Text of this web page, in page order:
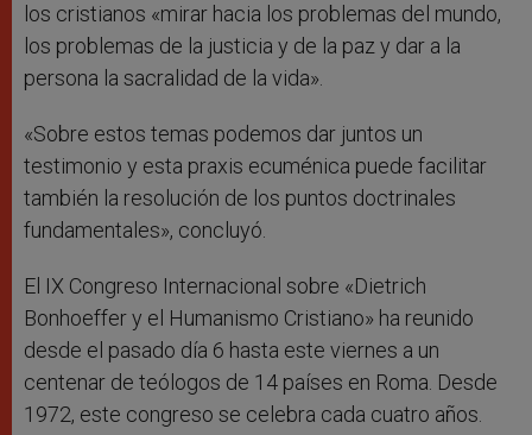
los cristianos «mirar hacia los problemas del mundo,
los problemas de la justicia y de la paz y dar a la
persona la sacralidad de la vida».
«Sobre estos temas podemos dar juntos un
testimonio y esta praxis ecuménica puede facilitar
también la resolución de los puntos doctrinales
fundamentales», concluyó.
El IX Congreso Internacional sobre «Dietrich
Bonhoeffer y el Humanismo Cristiano» ha reunido
desde el pasado día 6 hasta este viernes a un
centenar de teólogos de 14 países en Roma. Desde
1972, este congreso se celebra cada cuatro años.